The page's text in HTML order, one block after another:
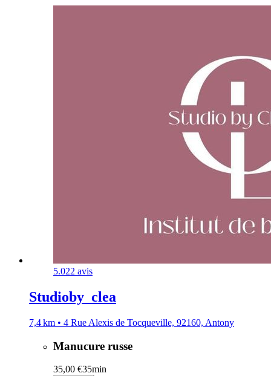
5.022 avis
Studioby_clea
7,4 km • 4 Rue Alexis de Tocqueville, 92160, Antony
Manucure russe
35,00 €35min